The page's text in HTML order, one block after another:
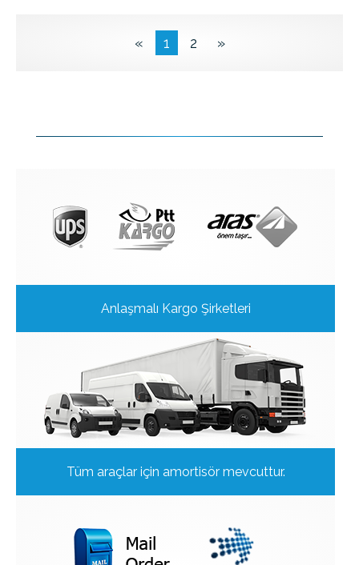
« 1 2 »
Anlaşmalı Kargo Şirketleri
Tüm araçlar için amortisör mevcuttur.